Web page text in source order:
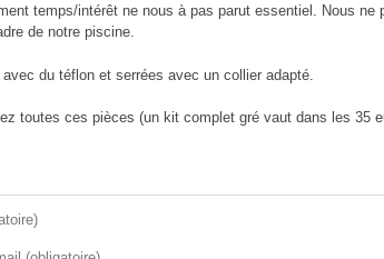
temps/intérêt ne nous à pas parut essentiel. Nous ne
de notre piscine.
du téflon et serrées avec un collier adapté.
toutes ces pièces (un kit complet gré vaut dans les 35